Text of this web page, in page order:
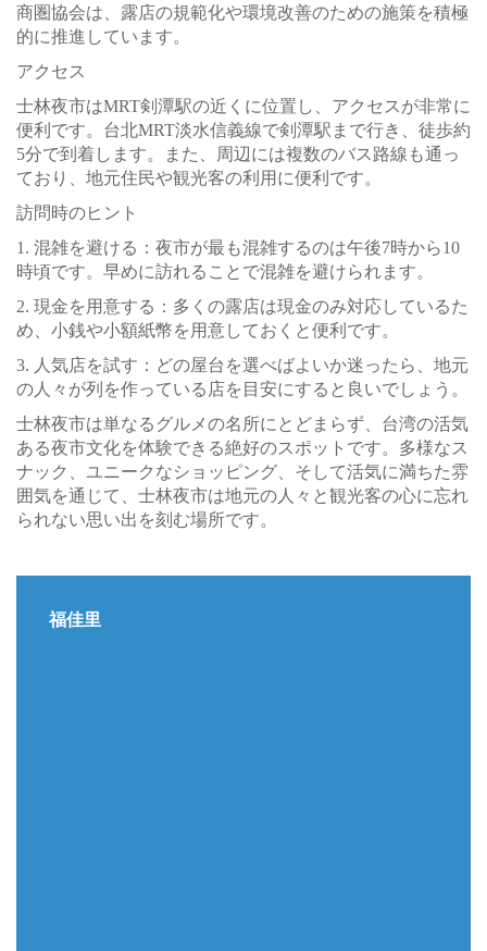
商圏協会は、露店の規範化や環境改善のための施策を積極
的に推進しています。
アクセス
士林夜市はMRT剣潭駅の近くに位置し、アクセスが非常に
便利です。台北MRT淡水信義線で剣潭駅まで行き、徒歩約
5分で到着します。また、周辺には複数のバス路線も通っ
ており、地元住民や観光客の利用に便利です。
訪問時のヒント
1. 混雑を避ける：夜市が最も混雑するのは午後7時から10
時頃です。早めに訪れることで混雑を避けられます。
2. 現金を用意する：多くの露店は現金のみ対応しているた
め、小銭や小額紙幣を用意しておくと便利です。
3. 人気店を試す：どの屋台を選べばよいか迷ったら、地元
の人々が列を作っている店を目安にすると良いでしょう。
士林夜市は単なるグルメの名所にとどまらず、台湾の活気
ある夜市文化を体験できる絶好のスポットです。多様なス
ナック、ユニークなショッピング、そして活気に満ちた雰
囲気を通じて、士林夜市は地元の人々と観光客の心に忘れ
られない思い出を刻む場所です。
福佳里